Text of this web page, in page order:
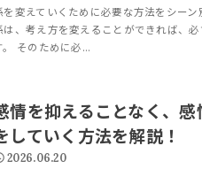
を変えていくために必要な方法をシー
は、考え方を変えることができれば、
。 そのために必...
情を抑えることなく、
していく方法を解説！
2026.06.20